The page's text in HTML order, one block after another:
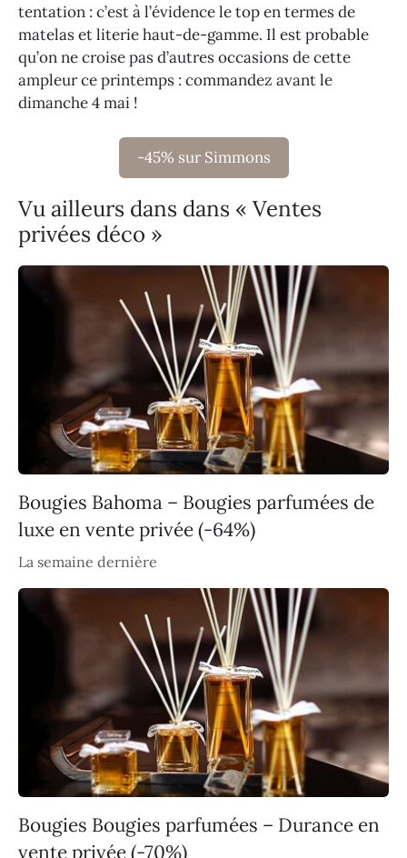
tentation : c’est à l’évidence le top en termes de
matelas et literie haut-de-gamme. Il est probable
qu’on ne croise pas d’autres occasions de cette
ampleur ce printemps : commandez avant le
dimanche 4 mai !
-45% sur Simmons
Vu ailleurs dans dans « Ventes
privées déco »
Bougies Bahoma – Bougies parfumées de
luxe en vente privée (-64%)
La semaine dernière
Bougies Bougies parfumées – Durance en
vente privée (-70%)